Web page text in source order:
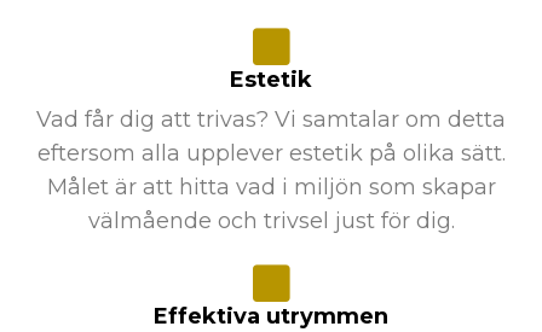
Estetik
Vad får dig att trivas? Vi samtalar om detta
eftersom alla upplever estetik på olika sätt.
Målet är att hitta vad i miljön som skapar
välmående och trivsel just för dig.
Effektiva utrymmen